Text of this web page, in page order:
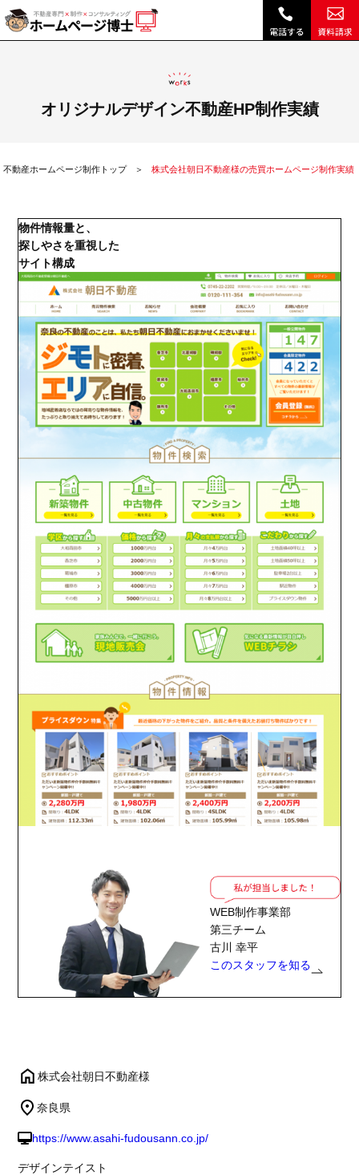
オリジナルデザイン不動産HP制作実績
不動産ホームページ制作トップ 株式会社朝日不動産様の売買ホームページ制作実績
物件情報量と、
探しやさを重視した
サイト構成
WEB制作事業部
第三チーム
古川 幸平
このスタッフを知る
株式会社朝日不動産様
奈良県
https://www.asahi-fudousann.co.jp/
デザインテイスト